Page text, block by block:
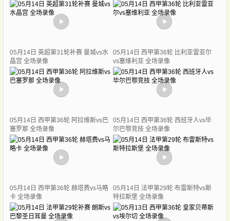
05月14日 英超第31轮补赛 曼城vs水
晶宫 全场录像
05月14日 西甲第36轮 比利亚雷亚尔
vs塞维利亚 全场录像
05月14日 西甲第36轮 阿拉维斯vs巴
塞罗那 全场录像
05月14日 西甲第36轮 西班牙人vs毕
尔巴鄂竞技 全场录像
05月14日 西甲第36轮 赫塔费vs马略
卡 全场录像
05月14日 法甲第29轮 布雷斯特vs斯
特拉斯堡 全场录像